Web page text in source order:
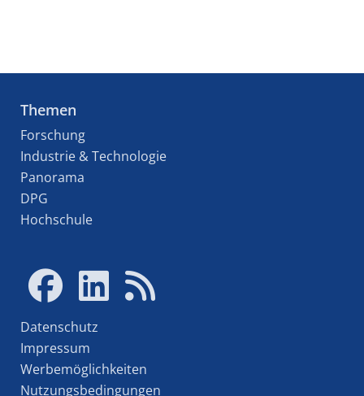
Themen
Forschung
Industrie & Technologie
Panorama
DPG
Hochschule
Datenschutz
Impressum
Werbemöglichkeiten
Nutzungsbedingungen